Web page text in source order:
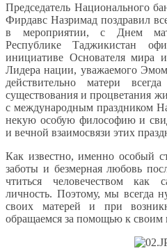
Председатель Национального
Фирдавс Назримад поздравил
в мероприятии, с Днем
Республике Таджикистан
инициативе Основателя мира
Лидера нации, уважаемого
действительно матери
существования и процветания
с международным праздником
некую особую философию и
и вечной взаимосвязи этих
Как известно, именно особый
заботы и безмерная любовь
чтиться человечеством как
личность. Поэтому, мы всегда
своих матерей и при
обращаемся за помощью к своим